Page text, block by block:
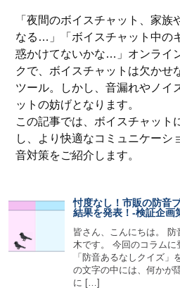
「夜間のボイスチャット、家族
なる…」「ボイスチャット中の
惑かけてないかな…」オンライ
クで、ボイスチャットは欠かせ
ツール。しかし、音漏れやノイ
ットの妨げとなります。
この記事では、ボイスチャット
し、より快適なコミュニケーシ
音対策をご紹介します。
忖度なし！市販の防音
結果を発表！-検証企画
皆さん、こんにちは。
木です。 今回のコラムに
「防音あるなしクイズ」
の文字の中には、何かが
に […]